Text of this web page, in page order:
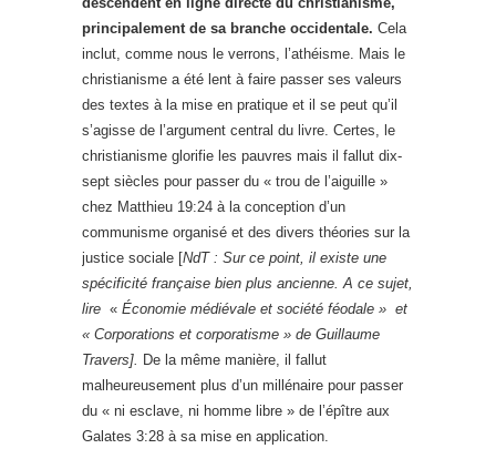
principalement de sa branche occidentale. Cela
inclut, comme nous le verrons, l’athéisme. Mais le
christianisme a été lent à faire passer ses valeurs
des textes à la mise en pratique et il se peut qu’il
s’agisse de l’argument central du livre. Certes, le
christianisme glorifie les pauvres mais il fallut dix-
sept siècles pour passer du « trou de l’aiguille »
chez Matthieu 19:24 à la conception d’un
communisme organisé et des divers théories sur la
justice sociale [NdT : Sur ce point, il existe une
spécificité française bien plus ancienne. A ce sujet,
lire « Économie médiévale et société féodale » et
« Corporations et corporatisme » de Guillaume
Travers]. De la même manière, il fallut
malheureusement plus d’un millénaire pour passer
du « ni esclave, ni homme libre » de l’épître aux
Galates 3:28 à sa mise en application.